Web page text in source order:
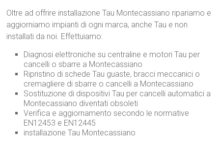
Oltre ad offrire installazione Tau Montecassiano ripariamo e
aggiorniamo impianti di ogni marca, anche Tau e non
installati da noi. Effettuiamo:
Diagnosi elettroniche su centraline e motori Tau per
cancelli o sbarre a Montecassiano
Ripristino di schede Tau guaste, bracci meccanici o
cremagliere di sbarre o cancelli a Montecassiano
Sostituzione di dispositivi Tau per cancelli automatici a
Montecassiano diventati obsoleti
Verifica e aggiornamento secondo le normative
EN12453 e EN12445
installazione Tau Montecassiano